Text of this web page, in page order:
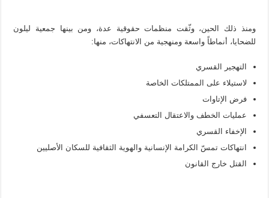
وﻣﻨﺬ ذﻟﻚ اﻟﺤﻴﻦ، وﺛّﻘﺖ ﻣﻨﻈﻤﺎت ﺣﻘﻮﻗﻴﺔ ﻋﺪة، وﻣﻦ ﺑﻴﻨﻬﺎ ﺟﻤﻌﻴﺔ ﻟﻴﻠﻮن
ﻟﻠﻀﺤﺎﻳﺎ، أﻧﻤﺎﻃﺎً واﺳﻌﺔ وﻣﻨﻬﺠﻴﺔ ﻣﻦ اﻻﻧﺘﻬﺎﻛﺎت، ﻣﻨﻬﺎ:
اﻟﺘﻬﺠﻴﺮ اﻟﻘﺴﺮي
ﻻﺳﺘﻴﻼء ﻋﻠﻰ اﻟﻤﻤﺘﻠﻜﺎت اﻟﺨﺎﺻﺔ
ﻓﺮض اﻹﺗﺎوات
ﻋﻤﻠﻴﺎت اﻟﺨﻄﻒ واﻻﻋﺘﻘﺎل اﻟﺘﻌﺴﻔﻲ
اﻹﺧﻔﺎء اﻟﻘﺴﺮي
اﻧﺘﻬﺎﻛﺎت ﺗﻤﺲّ اﻟﻜﺮاﻣﺔ اﻹﻧﺴﺎﻧﻴﺔ واﻟﻬﻮﻳﺔ اﻟﺜﻘﺎﻓﻴﺔ ﻟﻠﺴﻜﺎن اﻷﺻﻠﻴﻴﻦ
اﻟﻘﺘﻞ ﺧﺎرج اﻟﻘﺎﻧﻮن